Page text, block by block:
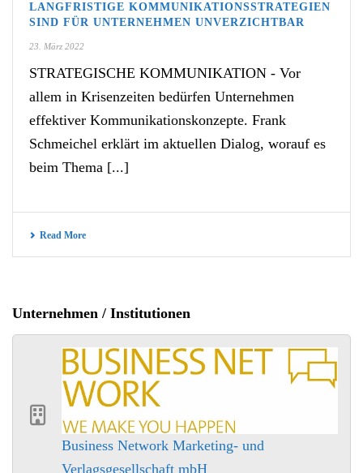
LANGFRISTIGE KOMMUNIKATIONSSTRATEGIEN
SIND FÜR UNTERNEHMEN UNVERZICHTBAR
23. März 2022
STRATEGISCHE KOMMUNIKATION - Vor
allem in Krisenzeiten bedürfen Unternehmen
effektiver Kommunikationskonzepte. Frank
Schmeichel erklärt im aktuellen Dialog, worauf es
beim Thema [...]
Read More
Unternehmen / Institutionen
Business Network Marketing- und
Verlagsgesellschaft mbH